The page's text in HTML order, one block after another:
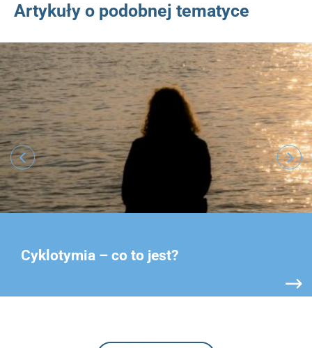
Artykuły o podobnej tematyce
Cyklotymia – co to jest?